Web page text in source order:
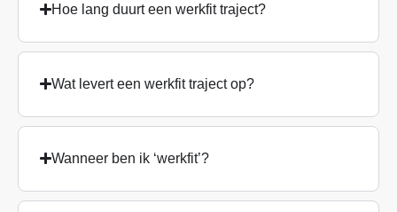
Hoe lang duurt een werkfit traject?
Wat levert een werkfit traject op?
Wanneer ben ik ‘werkfit’?